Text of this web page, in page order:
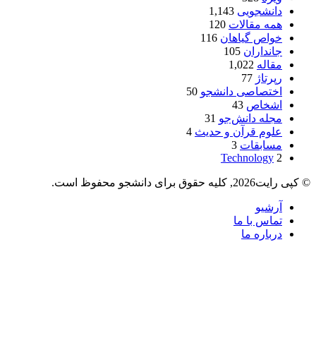
دانشجویی 1,143
همه مقالات 120
خواص گیاهان 116
جانداران 105
مقاله 1,022
رپرتاژ 77
اختصاصی دانشجو 50
اشخاص 43
مجله دانش‌جو 31
علوم قرآن و حدیث 4
مسابقات 3
Technology 2
© کپی رایت2026, کلیه حقوق برای دانشجو محفوظ است.
آرشیو
تماس با ما
درباره ما